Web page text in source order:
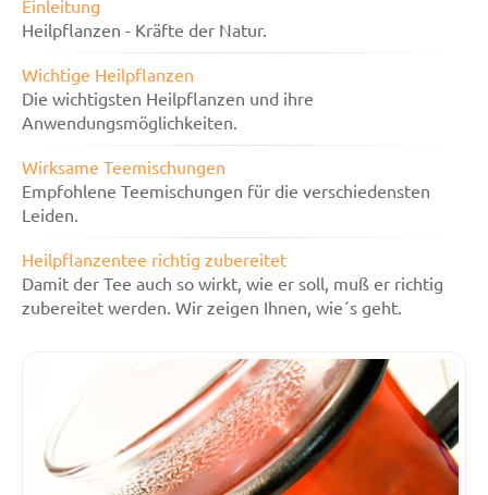
Einleitung
Heilpflanzen - Kräfte der Natur.
Wichtige Heilpflanzen
Die wichtigsten Heilpflanzen und ihre
Anwendungsmöglichkeiten.
Wirksame Teemischungen
Empfohlene Teemischungen für die verschiedensten
Leiden.
Heilpflanzentee richtig zubereitet
Damit der Tee auch so wirkt, wie er soll, muß er richtig
zubereitet werden. Wir zeigen Ihnen, wie´s geht.